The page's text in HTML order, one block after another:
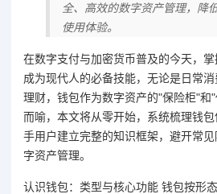
全、高效的数字资产管理，降
使用体验。
在数字支付与加密货币普及的今天，
成为现代人的必备技能，无论是日常
理财，钱包作为数字资产的"保险柜"和
而喻，本文将从零开始，系统梳理钱
手用户建立完整的知识框架，避开常
字资产管理。
认识钱包：类型与核心功能 钱包按形